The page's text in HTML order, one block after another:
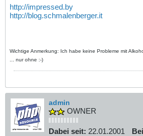
http://impressed.by
http://blog.schmalenberger.it
Wichtige Anmerkung: Ich habe keine Probleme mit
... nur ohne :-)
admin
OWNER
Dabei seit: 22.01.2001